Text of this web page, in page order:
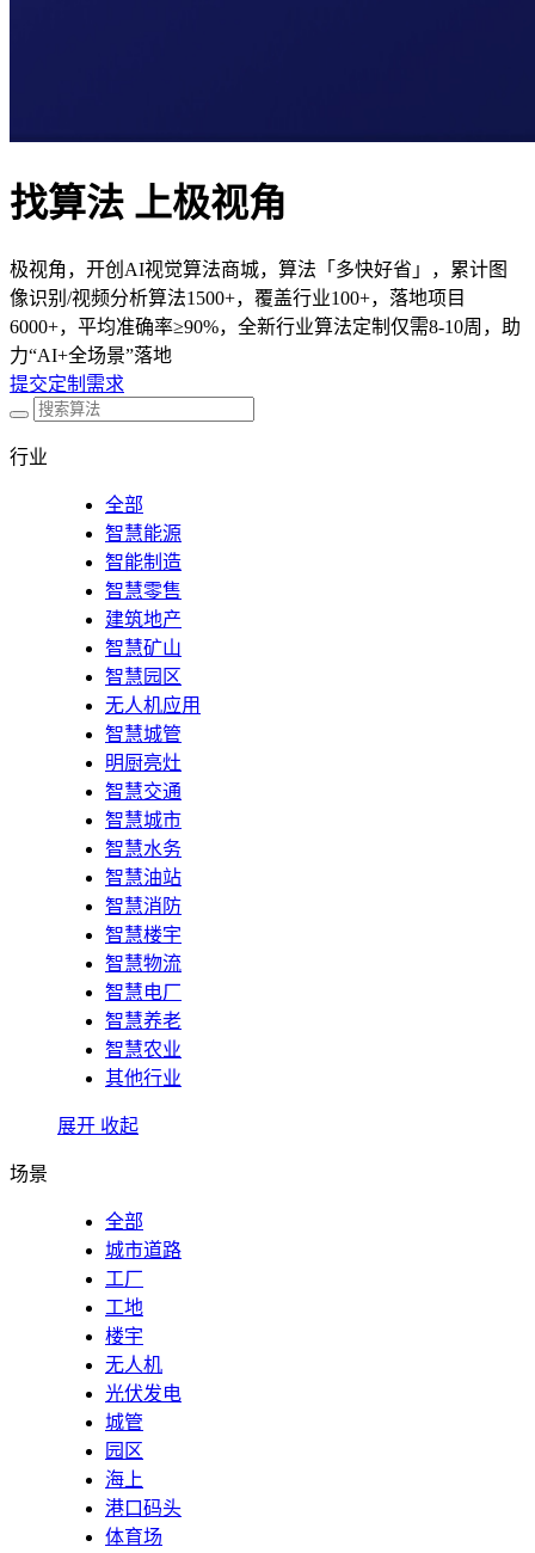
找算法 上极视角
极视角，开创AI视觉算法商城，算法「多快好省」，累计图
像识别/视频分析算法1500+，覆盖行业100+，落地项目
6000+，平均准确率≥90%，全新行业算法定制仅需8-10周，助
力“AI+全场景”落地
提交定制需求
行业
全部
智慧能源
智能制造
智慧零售
建筑地产
智慧矿山
智慧园区
无人机应用
智慧城管
明厨亮灶
智慧交通
智慧城市
智慧水务
智慧油站
智慧消防
智慧楼宇
智慧物流
智慧电厂
智慧养老
智慧农业
其他行业
展开 收起
场景
全部
城市道路
工厂
工地
楼宇
无人机
光伏发电
城管
园区
海上
港口码头
体育场